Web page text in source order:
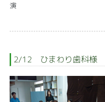
演
2/12 ひまわり歯科様